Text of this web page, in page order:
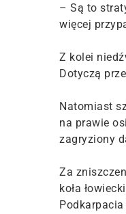
– Są to
więcej
Z kolei
Dotyczą
Natomiast
na prawie
zagryziony
Za
koła